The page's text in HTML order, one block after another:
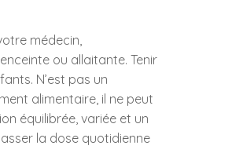
médecin,
ou allaitante. Tenir
N’est pas un
alimentaire, il ne peut
équilibrée, variée et un
la dose quotidienne